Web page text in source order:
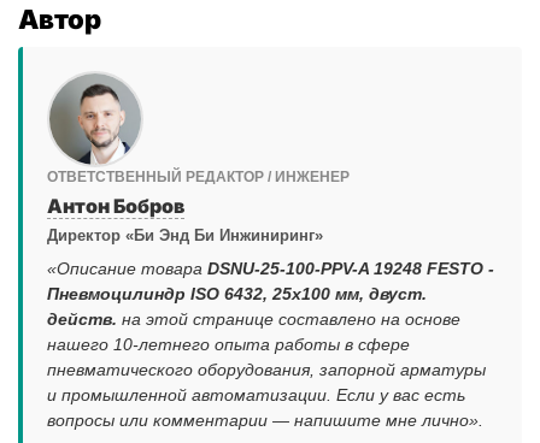
Автор
ОТВЕТСТВЕННЫЙ РЕДАКТОР / ИНЖЕНЕР
Антон Бобров
Директор «Би Энд Би Инжиниринг»
«Описание товара DSNU-25-100-PPV-A 19248 FESTO -
Пневмоцилиндр ISO 6432, 25x100 мм, двуст.
действ. на этой странице составлено на основе
нашего 10-летнего опыта работы в сфере
пневматического оборудования, запорной арматуры
и промышленной автоматизации. Если у вас есть
вопросы или комментарии — напишите мне лично».